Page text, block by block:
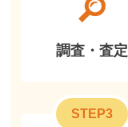
調査・査定
STEP3